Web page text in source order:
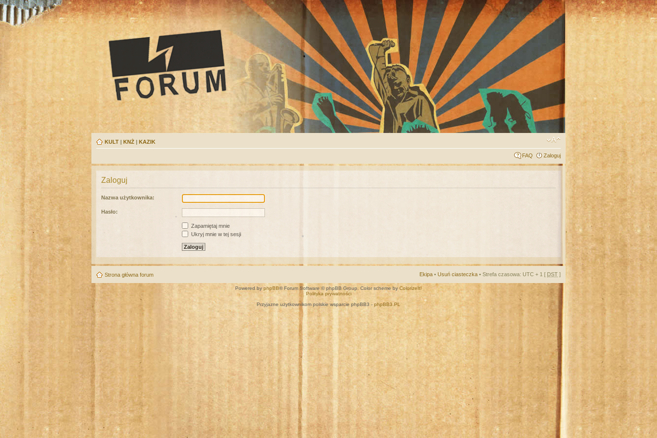
KULT | KNŻ | KAZIK
FAQ Zaloguj
Zaloguj
Nazwa użytkownika:
Hasło:
Zapamiętaj mnie
Ukryj mnie w tej sesji
Strona główna forum Ekipa • Usuń ciasteczka • Strefa czasowa: UTC + 1 [ DST ]
Powered by phpBB® Forum Software © phpBB Group. Color scheme by ColorizeIt!
Polityka prywatności
Przyjazne użytkownikom polskie wsparcie phpBB3 - phpBB3.PL